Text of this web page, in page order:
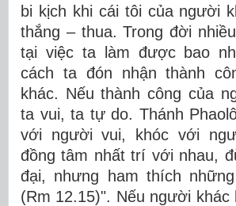
bi kịch khi cái tôi của người
thắng – thua. Trong đời
tại việc ta làm được bao
cách ta đón nhận thành
khác. Nếu thành công của
ta vui, ta tự do. Thánh
với người vui, khóc với
đồng tâm nhất trí với nhau,
đại, nhưng ham thích
(Rm 12.15)". Nếu người